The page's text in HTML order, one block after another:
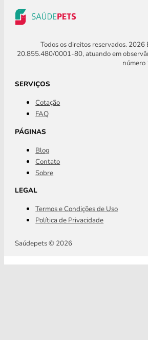
Todos os direitos reservados. 2026
20.855.480/0001-80, atuando em
SERVIÇOS
Cotação
FAQ
PÁGINAS
Blog
Contato
Sobre
LEGAL
Termos e Condições de Uso
Política de Privacidade
Saúdepets © 2026